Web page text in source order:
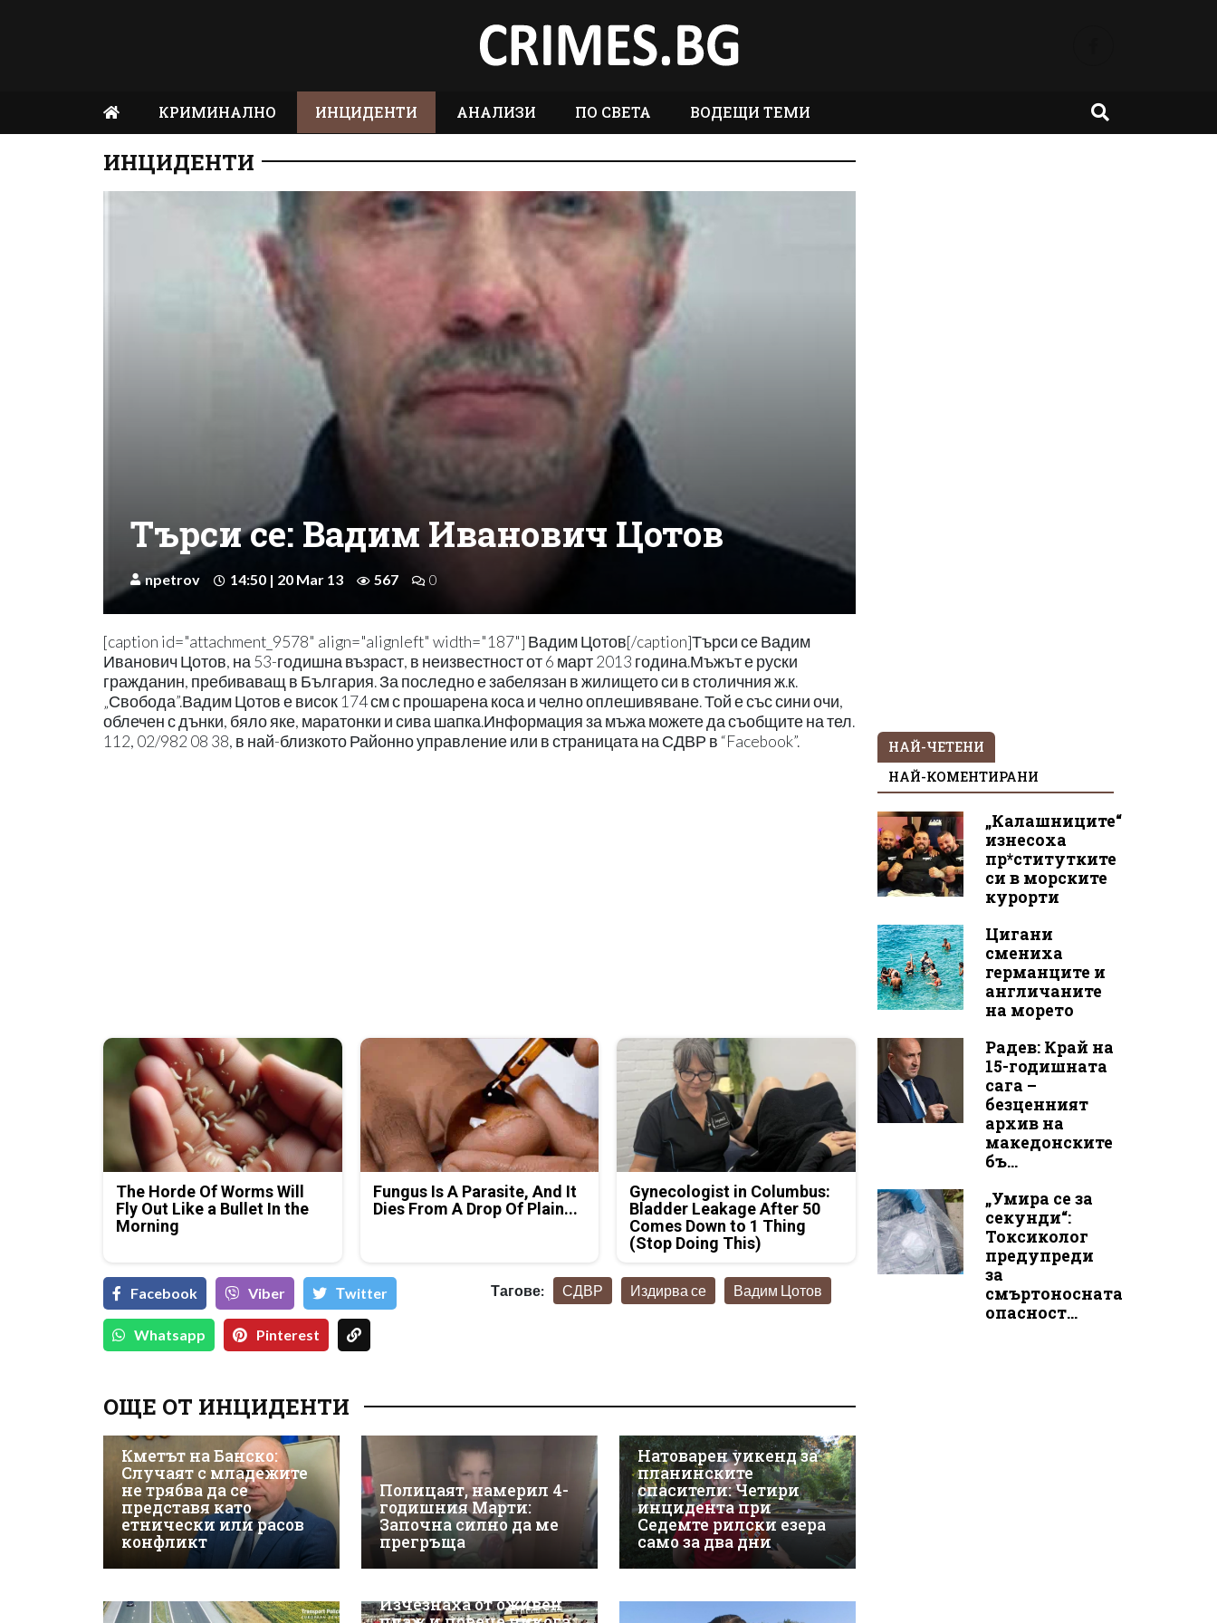
КРИМИНАЛНО ИНЦИДЕНТИ АНАЛИЗИ ПО СВЕТА ВОДЕЩИ ТЕМИ
ИНЦИДЕНТИ
Търси се: Вадим Иванович Цотов
npetrov 14:50 | 20 Mar 13 567 0
[caption id="attachment_9578" align="alignleft" width="187"] Вадим Цотов[/caption]Търси се Вадим
Иванович Цотов, на 53-годишна възраст, в неизвестност от 6 март 2013 година.Мъжът е руски
гражданин, пребиваващ в България. За последно е забелязан в жилището си в столичния ж.к.
„Свобода”.Вадим Цотов е висок 174 см с прошарена коса и челно оплешивяване. Той е със сини очи,
облечен с дънки, бяло яке, маратонки и сива шапка.Информация за мъжа можете да съобщите на тел.
112, 02/982 08 38, в най-близкото Районно управление или в страницата на СДВР в “Facebook”.
The Horde Of Worms Will
Fly Out Like a Bullet In the
Morning
Fungus Is A Parasite, And It
Dies From A Drop Of Plain...
Gynecologist in Columbus:
Bladder Leakage After 50
Comes Down to 1 Thing
(Stop Doing This)
Facebook Viber Тwitter
Whatsapp Pinterest
Тагове: СДВР Издирва се Вадим Цотов
ОЩЕ ОТ ИНЦИДЕНТИ
Кметът на Банско:
Случаят с младежите
не трябва да се
представя като
етнически или расов
конфликт
Полицаят, намерил 4-
годишния Марти:
Започна силно да ме
прегръща
Натоварен уикенд за
планинските
спасители: Четири
инцидента при
Седемте рилски езера
само за два дни
Изчезнаха от оживен
НАЙ-ЧЕТЕНИ
НАЙ-КОМЕНТИРАНИ
„Калашниците“
изнесоха
пр*ститутките
си в морските
курорти
Цигани
смениха
германците и
англичаните
на морето
Радев: Край на
15-годишната
сага –
безценният
архив на
македонските
бъ...
„Умира се за
секунди“:
Токсиколог
предупреди
за
смъртоносната
опасност...